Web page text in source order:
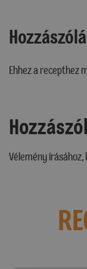
Ehhez a recepthez
Vélemény írásához,